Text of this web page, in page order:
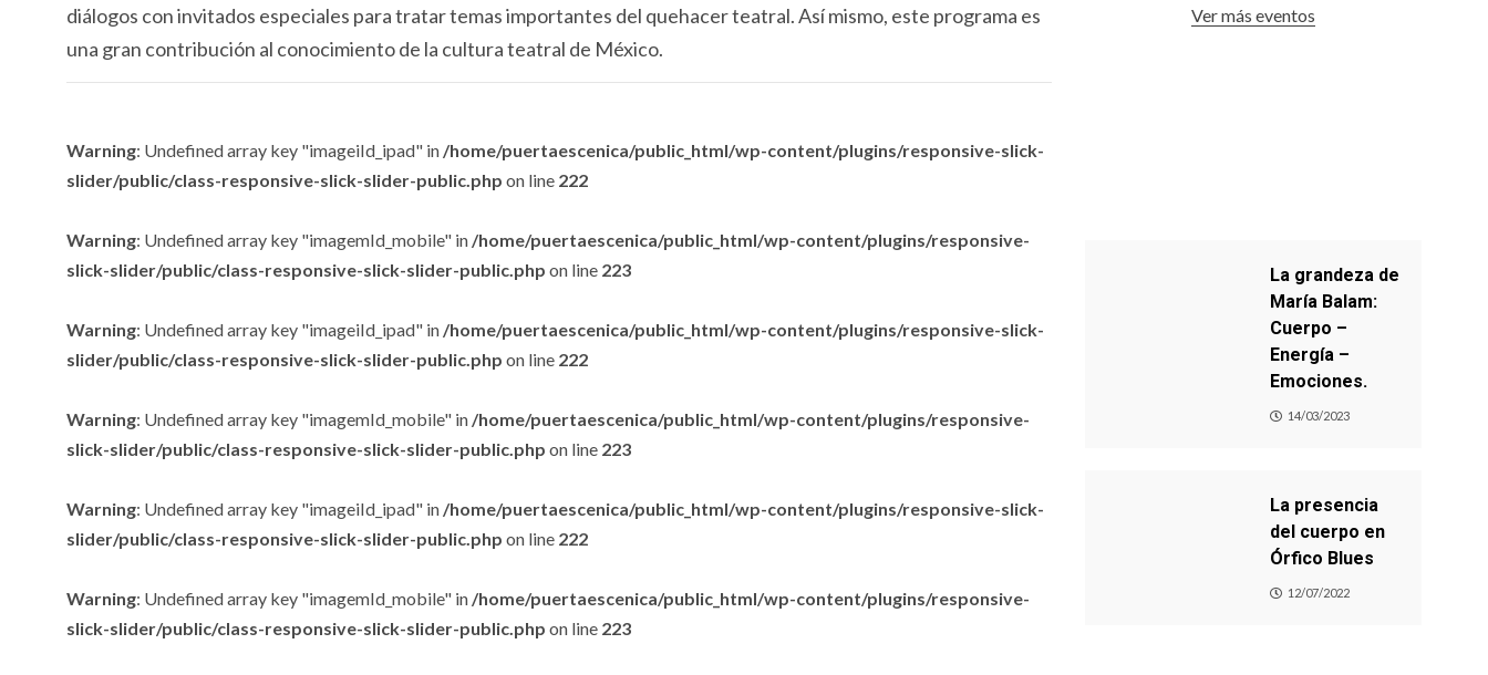
diálogos con invitados especiales para tratar temas importantes del quehacer teatral. Así mismo, este programa es
una gran contribución al conocimiento de la cultura teatral de México.
Warning: Undefined array key "imageiId_ipad" in /home/puertaescenica/public_html/wp-content/plugins/responsive-slick-
slider/public/class-responsive-slick-slider-public.php on line 222
Warning: Undefined array key "imagemId_mobile" in /home/puertaescenica/public_html/wp-content/plugins/responsive-
slick-slider/public/class-responsive-slick-slider-public.php on line 223
Warning: Undefined array key "imageiId_ipad" in /home/puertaescenica/public_html/wp-content/plugins/responsive-slick-
slider/public/class-responsive-slick-slider-public.php on line 222
Warning: Undefined array key "imagemId_mobile" in /home/puertaescenica/public_html/wp-content/plugins/responsive-
slick-slider/public/class-responsive-slick-slider-public.php on line 223
Warning: Undefined array key "imageiId_ipad" in /home/puertaescenica/public_html/wp-content/plugins/responsive-slick-
slider/public/class-responsive-slick-slider-public.php on line 222
Warning: Undefined array key "imagemId_mobile" in /home/puertaescenica/public_html/wp-content/plugins/responsive-
slick-slider/public/class-responsive-slick-slider-public.php on line 223
Ver más eventos
La grandeza de
María Balam:
Cuerpo –
Energía –
Emociones.
14/03/2023
La presencia
del cuerpo en
Órfico Blues
12/07/2022